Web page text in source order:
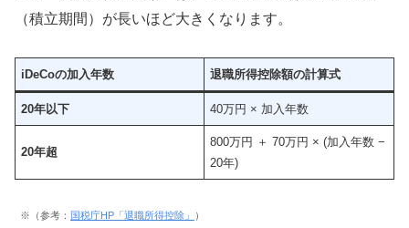
（積立期間）が長いほど大きくなります。
iDeCoの加入年数 退職所得控除額の計算式
20年以下 40万円 × 加入年数
20年超
800万円 ＋ 70万円 × (加入年数 −
20年)
※（参考： 国税庁HP「退職所得控除」 ）